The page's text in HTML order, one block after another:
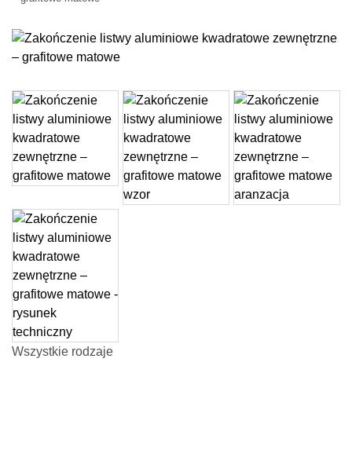
Wszystkie rodzaje